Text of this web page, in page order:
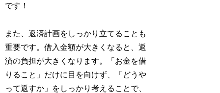
です！
また、返済計画をしっかり立てることも
重要です。借入金額が大きくなると、返
済の負担が大きくなります。「お金を借
りること」だけに目を向けず、「どうや
って返すか」をしっかり考えることで、